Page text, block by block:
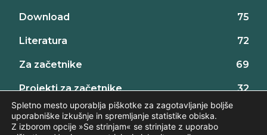
Download 75
Literatura 72
Za začetnike 69
Projekti za začetnike 32
Spletno mesto uporablja piškotke za zagotavljanje boljše
uporabniške izkušnje in spremljanje statistike obiska.
Z izborom opcije »Se strinjam« se strinjate z uporabo